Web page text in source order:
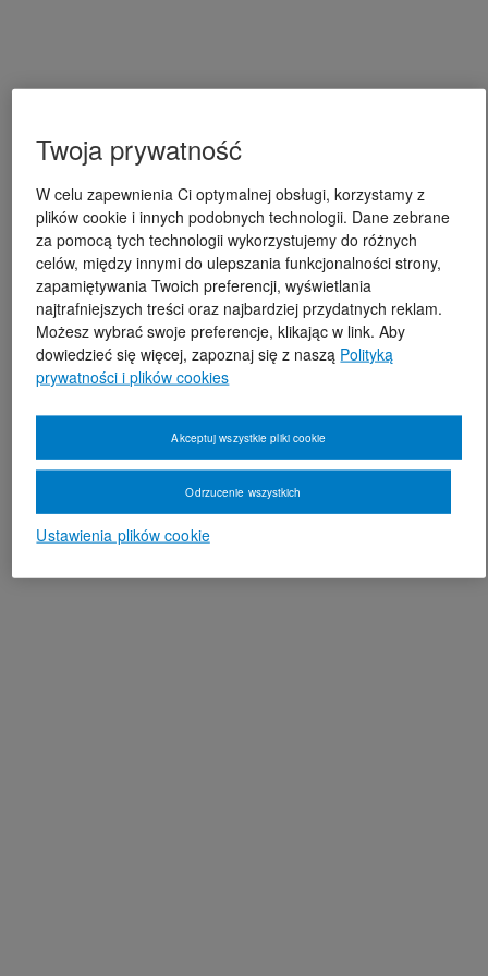
Twoja prywatność
W celu zapewnienia Ci optymalnej obsługi, korzystamy z
plików cookie i innych podobnych technologii. Dane zebrane
za pomocą tych technologii wykorzystujemy do różnych
celów, między innymi do ulepszania funkcjonalności strony,
zapamiętywania Twoich preferencji, wyświetlania
najtrafniejszych treści oraz najbardziej przydatnych reklam.
Możesz wybrać swoje preferencje, klikając w link. Aby
dowiedzieć się więcej, zapoznaj się z naszą Polityką
prywatności i plików cookies
Ustawienia plików cookie
Odrzucenie wszystkich
Akceptuj wszystkie pliki cookie